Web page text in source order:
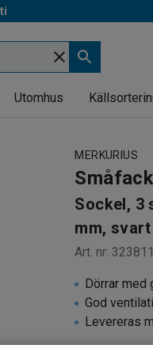
Utomhus
MERKURIUS
Sockel, 3
mm, svart
Art. nr:
Dörrar med
God
Levereras